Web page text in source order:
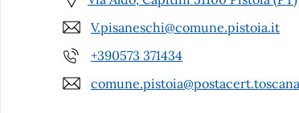
V.pisaneschi@comune.pistoia.it
+390573 371434